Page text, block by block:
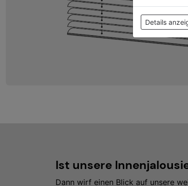
Ist unsere
Dann wirf einen Blick auf unsere
Details